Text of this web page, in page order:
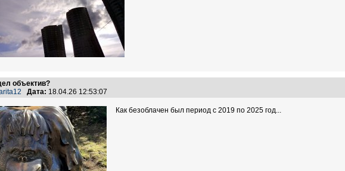
объектив?
Дата: 18.04.26 12:53:07
Как безоблачен был период с 2019 по 2025 год...